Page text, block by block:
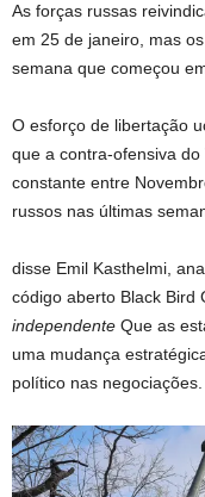
As forças russas
em 25 de janeiro, mas
semana que começou
O esforço de libertação
que a contra-ofensiva
constante entre
russos nas últimas
disse Emil Kasthelmi,
código aberto Black Bird
independente Que as
uma mudança
político nas negociações.